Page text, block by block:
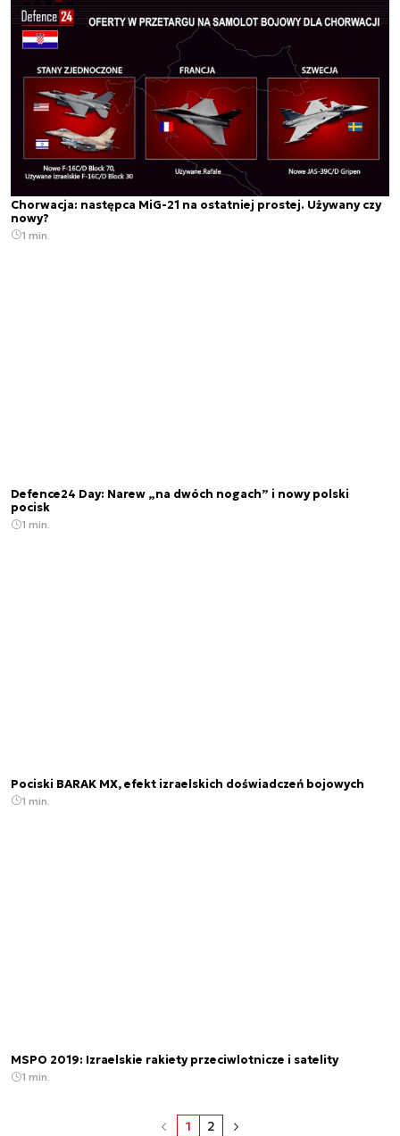
Chorwacja: następca MiG-21 na ostatniej prostej. Używany czy
nowy?
1 min.
Defence24 Day: Narew „na dwóch nogach” i nowy polski
pocisk
1 min.
Pociski BARAK MX, efekt izraelskich doświadczeń bojowych
1 min.
MSPO 2019: Izraelskie rakiety przeciwlotnicze i satelity
1 min.
1 2